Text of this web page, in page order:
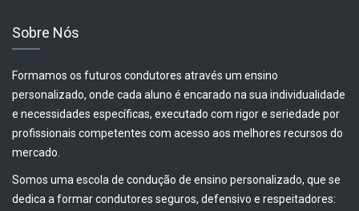
Sobre Nós
Formamos os futuros condutores através um ensino
personalizado, onde cada aluno é encarado na sua individualidade
e necessidades específicas, executado com rigor e seriedade por
profissionais competentes com acesso aos melhores recursos do
mercado.
Somos uma escola de condução de ensino personalizado, que se
dedica a formar condutores seguros, defensivo e respeitadores: